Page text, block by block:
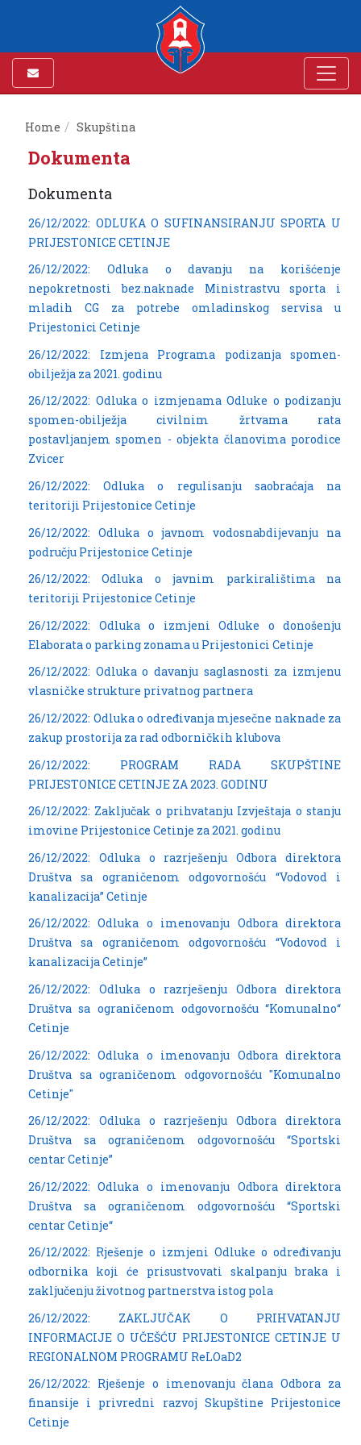
Home Skupština
Dokumenta
Dokumenta
26/12/2022: ODLUKA O SUFINANSIRANJU SPORTA U
PRIJESTONICE CETINJE
26/12/2022: Odluka o davanju na korišćenje
nepokretnosti bez.naknade Ministrastvu sporta i
mladih CG za potrebe omladinskog servisa u
Prijestonici Cetinje
26/12/2022: Izmjena Programa podizanja spomen-
obilježja za 2021. godinu
26/12/2022: Odluka o izmjenama Odluke o podizanju
spomen-obilježja civilnim žrtvama rata
postavljanjem spomen - objekta članovima porodice
Zvicer
26/12/2022: Odluka o regulisanju saobraćaja na
teritoriji Prijestonice Cetinje
26/12/2022: Odluka o javnom vodosnabdijevanju na
području Prijestonice Cetinje
26/12/2022: Odluka o javnim parkiralištima na
teritoriji Prijestonice Cetinje
26/12/2022: Odluka o izmjeni Odluke o donošenju
Elaborata o parking zonama u Prijestonici Cetinje
26/12/2022: Odluka o davanju saglasnosti za izmjenu
vlasničke strukture privatnog partnera
26/12/2022: Odluka o određivanja mjesečne naknade za
zakup prostorija za rad odborničkih klubova
26/12/2022: PROGRAM RADA SKUPŠTINE
PRIJESTONICE CETINJE ZA 2023. GODINU
26/12/2022: Zaključak o prihvatanju Izvještaja o stanju
imovine Prijestonice Cetinje za 2021. godinu
26/12/2022: Odluka o razrješenju Odbora direktora
Društva sa ograničenom odgovornošću “Vodovod i
kanalizacija” Cetinje
26/12/2022: Odluka o imenovanju Odbora direktora
Društva sa ograničenom odgovornošću “Vodovod i
kanalizacija Cetinje”
26/12/2022: Odluka o razrješenju Odbora direktora
Društva sa ograničenom odgovornošću “Komunalno“
Cetinje
26/12/2022: Odluka o imenovanju Odbora direktora
Društva sa ograničenom odgovornošću "Komunalno
Cetinje"
26/12/2022: Odluka o razrješenju Odbora direktora
Društva sa ograničenom odgovornošću “Sportski
centar Cetinje”
26/12/2022: Odluka o imenovanju Odbora direktora
Društva sa ograničenom odgovornošću “Sportski
centar Cetinje“
26/12/2022: Rješenje o izmjeni Odluke o određivanju
odbornika koji će prisustvovati skalpanju braka i
zaključenju životnog partnerstva istog pola
26/12/2022: ZAKLJUČAK O PRIHVATANJU
INFORMACIJE O UČEŠĆU PRIJESTONICE CETINJE U
REGIONALNOM PROGRAMU ReLOaD2
26/12/2022: Rješenje o imenovanju člana Odbora za
finansije i privredni razvoj Skupštine Prijestonice
Cetinje